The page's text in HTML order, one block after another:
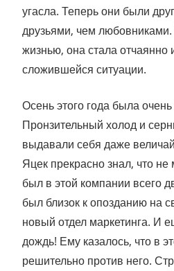
угасла. Теперь они были
друзьями, чем любовниками.
жизнью, она стала отчаянно
сложившейся ситуации.
Осень этого года была
Пронзительный холод и
выдавали себя даже
Яцек прекрасно знал, что
был в этой компании всего
был близок к опозданию на
новый отдел маркетинга. И
дождь! Ему казалось, что в
решительно против него.